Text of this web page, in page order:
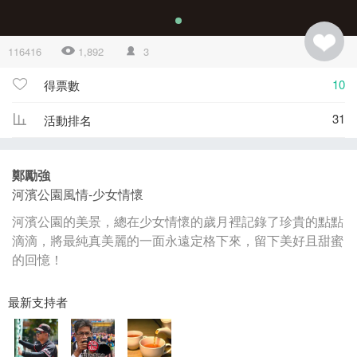
116416 1,892 3
得票數 10
活動排名 31
鄭勵強
河濱公園風情-少女情懷
河濱公園的美景，總在少女情懷的歲月裡記錄了珍貴的點點
滴滴，將最純真美麗的一面永遠定格下來，留下美好且甜蜜
的回憶！
最新支持者